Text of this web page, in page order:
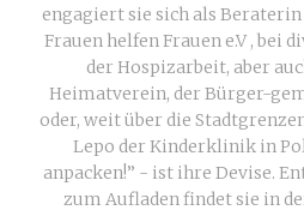
engagiert sie sich als Beraterin
Frauen helfen Frauen e.V , bei
der Hospizarbeit, aber
Heimatverein, der Bürger-
oder, weit über die
Lepo der Kinderklinik in
anpacken!” - ist ihre Devise.
zum Aufladen findet sie in